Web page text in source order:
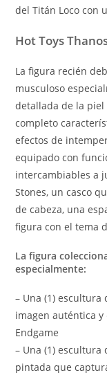
del Titán Loco con
Hot Toys
La figura recién
musculoso
detallada de la
completo
efectos de
equipado con
intercambiables a
Stones, un casco
de cabeza, una
figura con el tema
La figura
especialmente:
– Una (1)
imagen auténtica y
Endgame
– Una (1)
pintada que